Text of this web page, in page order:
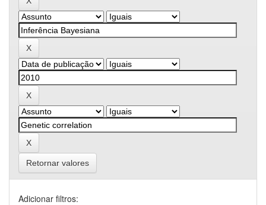
Retornar valores
Adicionar filtros: